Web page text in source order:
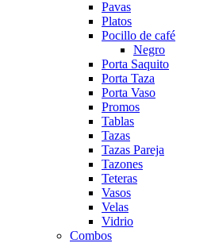
Pavas
Platos
Pocillo de café
Negro
Porta Saquito
Porta Taza
Porta Vaso
Promos
Tablas
Tazas
Tazas Pareja
Tazones
Teteras
Vasos
Velas
Vidrio
Combos